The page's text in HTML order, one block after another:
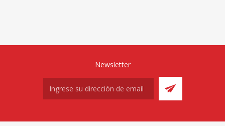
Newsletter